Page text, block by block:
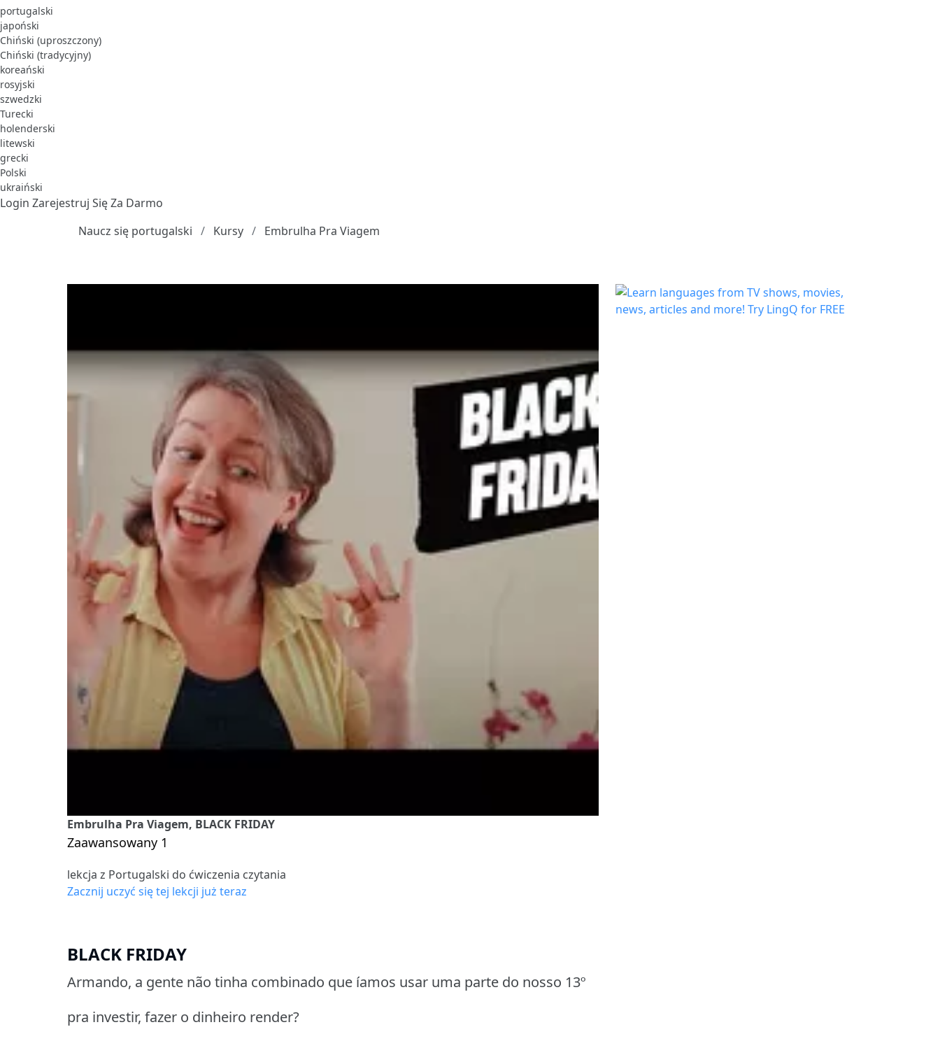
portugalski
japoński
Chiński (uproszczony)
Chiński (tradycyjny)
koreański
rosyjski
szwedzki
Turecki
holenderski
litewski
grecki
Polski
ukraiński
Login Zarejestruj Się Za Darmo
Naucz się portugalski
Kursy Embrulha Pra Viagem
Embrulha Pra Viagem, BLACK FRIDAY
Zaawansowany 1
lekcja z Portugalski do ćwiczenia czytania
Zacznij uczyć się tej lekcji już teraz
BLACK FRIDAY
Armando, a gente não tinha combinado que íamos usar uma parte do nosso 13º
pra investir, fazer o dinheiro render?